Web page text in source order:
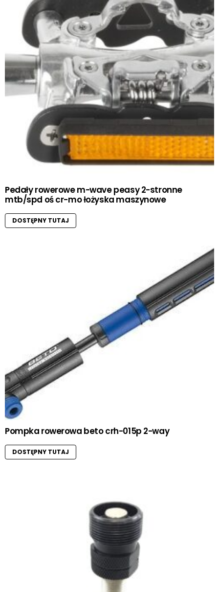
Pedały rowerowe m-wave peasy 2-stronne
mtb/spd oś cr-mo łożyska maszynowe
DOSTĘPNY TUTAJ
Pompka rowerowa beto crh-015p 2-way
DOSTĘPNY TUTAJ